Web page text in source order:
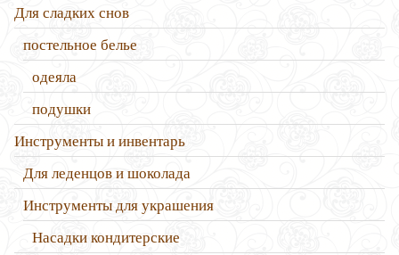
Для сладких снов
постельное белье
одеяла
подушки
Инструменты и инвентарь
Для леденцов и шоколада
Инструменты для украшения
Насадки кондитерские